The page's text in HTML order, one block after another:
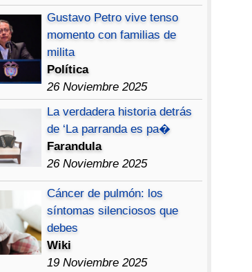
Gustavo Petro vive tenso
momento con familias de
milita
Política
26 Noviembre 2025
La verdadera historia detrás
de ‘La parranda es pa�
Farandula
26 Noviembre 2025
Cáncer de pulmón: los
síntomas silenciosos que
debes
Wiki
19 Noviembre 2025